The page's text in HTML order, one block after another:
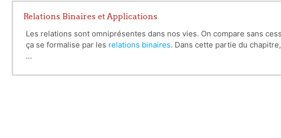
Relations Binaires et Applications
Les relations sont omniprésentes dans nos vies. On compare sans
ça se formalise par les relations binaires. Dans cette partie du